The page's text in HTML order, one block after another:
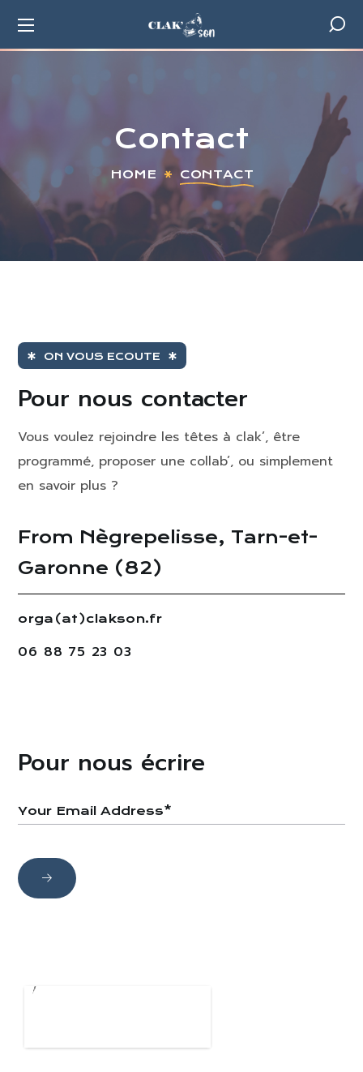
Contact
HOME CONTACT
ON VOUS ECOUTE
Pour nous contacter
Vous voulez rejoindre les têtes à clak’, être
programmé, proposer une collab’, ou simplement
en savoir plus ?
From Nègrepelisse, Tarn-et-
Garonne (82)
orga(at)clakson.fr
06 88 75 23 03
Pour nous écrire